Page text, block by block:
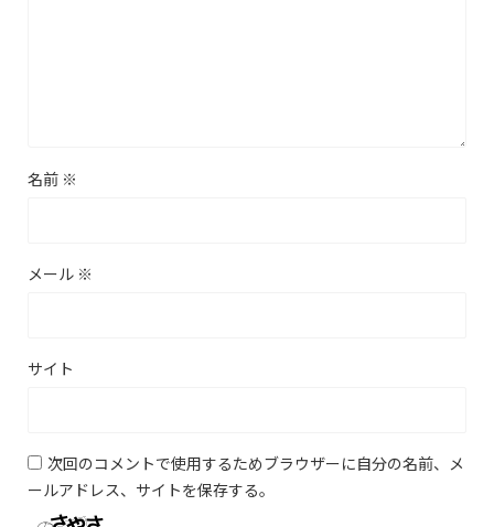
名前 ※
メール ※
サイト
次回のコメントで使用するためブラウザーに自分の名前、メ
ールアドレス、サイトを保存する。